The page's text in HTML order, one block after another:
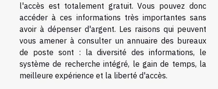
l'accès est totalement gratuit. Vous pouvez donc
accéder à ces informations très importantes sans
avoir à dépenser d'argent. Les raisons qui peuvent
vous amener à consulter un annuaire des bureaux
de poste sont : la diversité des informations, le
système de recherche intégré, le gain de temps, la
meilleure expérience et la liberté d'accès.